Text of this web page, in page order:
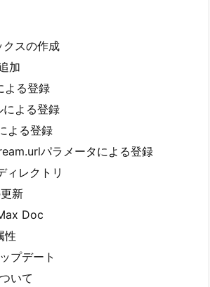
スの作成
加
よる登録
による登録
よる登録
パラメータによる登録
ィレクトリ
新
Doc
性
プデート
いて